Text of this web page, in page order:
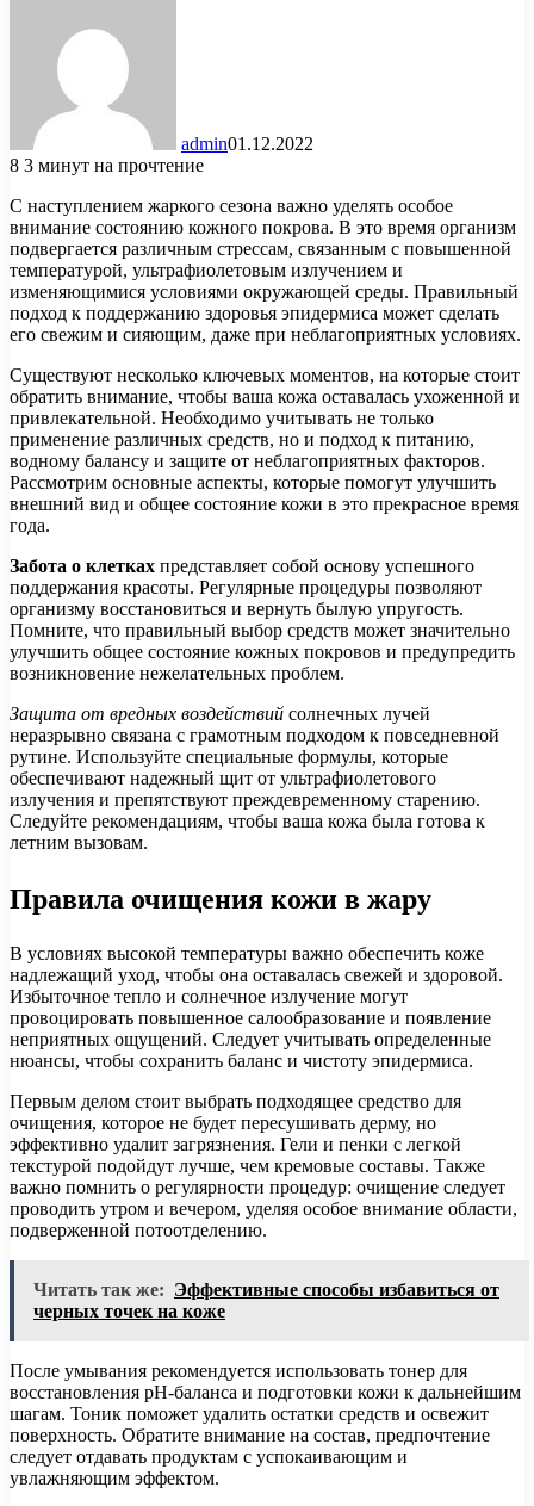
admin01.12.2022
8 3 минут на прочтение
С наступлением жаркого сезона важно уделять особое
внимание состоянию кожного покрова. В это время организм
подвергается различным стрессам, связанным с повышенной
температурой, ультрафиолетовым излучением и
изменяющимися условиями окружающей среды. Правильный
подход к поддержанию здоровья эпидермиса может сделать
его свежим и сияющим, даже при неблагоприятных условиях.
Существуют несколько ключевых моментов, на которые стоит
обратить внимание, чтобы ваша кожа оставалась ухоженной и
привлекательной. Необходимо учитывать не только
применение различных средств, но и подход к питанию,
водному балансу и защите от неблагоприятных факторов.
Рассмотрим основные аспекты, которые помогут улучшить
внешний вид и общее состояние кожи в это прекрасное время
года.
Забота о клетках представляет собой основу успешного
поддержания красоты. Регулярные процедуры позволяют
организму восстановиться и вернуть былую упругость.
Помните, что правильный выбор средств может значительно
улучшить общее состояние кожных покровов и предупредить
возникновение нежелательных проблем.
Защита от вредных воздействий солнечных лучей
неразрывно связана с грамотным подходом к повседневной
рутине. Используйте специальные формулы, которые
обеспечивают надежный щит от ультрафиолетового
излучения и препятствуют преждевременному старению.
Следуйте рекомендациям, чтобы ваша кожа была готова к
летним вызовам.
Правила очищения кожи в жару
В условиях высокой температуры важно обеспечить коже
надлежащий уход, чтобы она оставалась свежей и здоровой.
Избыточное тепло и солнечное излучение могут
провоцировать повышенное салообразование и появление
неприятных ощущений. Следует учитывать определенные
нюансы, чтобы сохранить баланс и чистоту эпидермиса.
Первым делом стоит выбрать подходящее средство для
очищения, которое не будет пересушивать дерму, но
эффективно удалит загрязнения. Гели и пенки с легкой
текстурой подойдут лучше, чем кремовые составы. Также
важно помнить о регулярности процедур: очищение следует
проводить утром и вечером, уделяя особое внимание области,
подверженной потоотделению.
Читать так же: Эффективные способы избавиться от
черных точек на коже
После умывания рекомендуется использовать тонер для
восстановления pH-баланса и подготовки кожи к дальнейшим
шагам. Тоник поможет удалить остатки средств и освежит
поверхность. Обратите внимание на состав, предпочтение
следует отдавать продуктам с успокаивающим и
увлажняющим эффектом.